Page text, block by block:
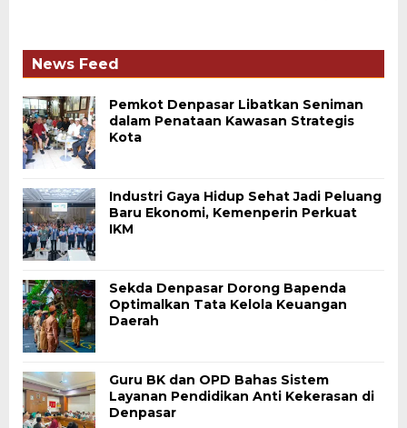
News Feed
Pemkot Denpasar Libatkan Seniman
dalam Penataan Kawasan Strategis
Kota
Industri Gaya Hidup Sehat Jadi Peluang
Baru Ekonomi, Kemenperin Perkuat
IKM
Sekda Denpasar Dorong Bapenda
Optimalkan Tata Kelola Keuangan
Daerah
Guru BK dan OPD Bahas Sistem
Layanan Pendidikan Anti Kekerasan di
Denpasar